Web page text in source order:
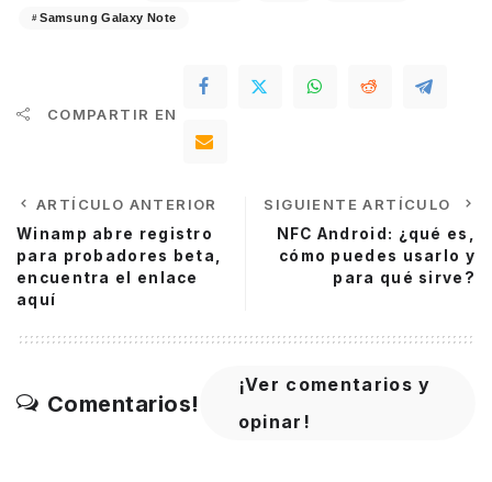
Samsung Galaxy Note
COMPARTIR EN
ARTÍCULO ANTERIOR
Winamp abre registro
para probadores beta,
encuentra el enlace
aquí
SIGUIENTE ARTÍCULO
NFC Android: ¿qué es,
cómo puedes usarlo y
para qué sirve?
Comentarios!
¡Ver comentarios y
opinar!